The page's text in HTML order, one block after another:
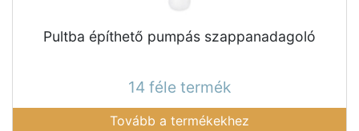
Pultba építhető pumpás szappanadagoló
14 féle termék
Tovább a termékekhez